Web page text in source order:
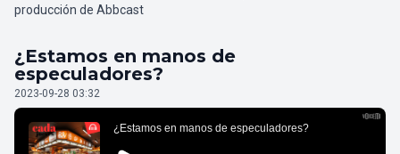
producción de Abbcast
¿Estamos en manos de
especuladores?
2023-09-28 03:32